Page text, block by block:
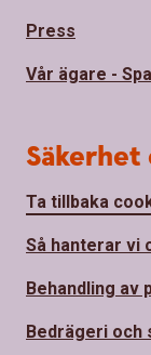
Press
Vår ägare -
Ta tillbaka
Så hanterar vi
Behandling av
Bedrägeri och